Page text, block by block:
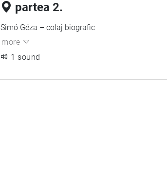
partea 2.
Simó Géza – colaj biografic
more
1 sound